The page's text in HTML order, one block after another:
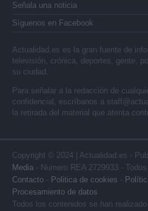
Señala una noticia
Síguenos en Facebook
Actualidad.es es la gran fuente de
televisión, crónica, deportes, gente,
su ciudad.
Para señalar a la redacción de
confidencial, escríbanos a
la retirada del material que atenta
Copyright © 2024 | Actualidad.es -
Media - Numero REA 2729933 -
Contacto - Politica de cookies -
Procesamiento de datos
Todos los contenidos se han